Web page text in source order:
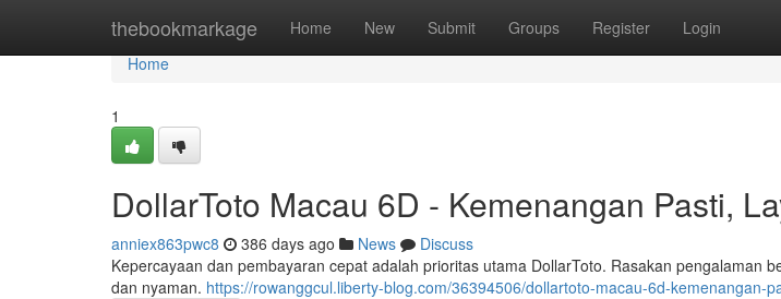
thebookmarkage Home New Submit Groups Register Login
Home
Home
1
DollarToto Macau 6D - Kemenangan Pasti,
anniex863pwc8 386 days ago News
Discuss
Kepercayaan dan pembayaran cepat adalah prioritas utama DollarToto. Rasakan pengalaman
dan nyaman. https://rowanggcul.liberty-blog.com/36394506/dollartoto-macau-6d-kemenangan-